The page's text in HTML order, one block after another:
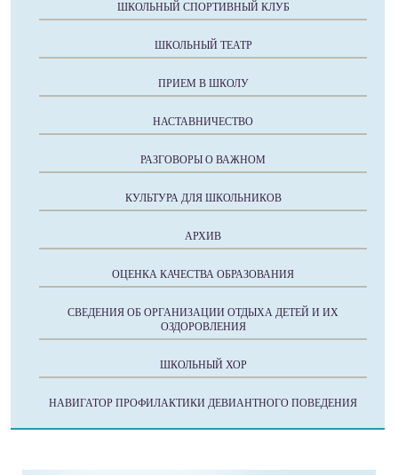
ШКОЛЬНЫЙ СПОРТИВНЫЙ КЛУБ
ШКОЛЬНЫЙ ТЕАТР
ПРИЕМ В ШКОЛУ
НАСТАВНИЧЕСТВО
РАЗГОВОРЫ О ВАЖНОМ
КУЛЬТУРА ДЛЯ ШКОЛЬНИКОВ
АРХИВ
ОЦЕНКА КАЧЕСТВА ОБРАЗОВАНИЯ
СВЕДЕНИЯ ОБ ОРГАНИЗАЦИИ ОТДЫХА ДЕТЕЙ И ИХ
ОЗДОРОВЛЕНИЯ
ШКОЛЬНЫЙ ХОР
НАВИГАТОР ПРОФИЛАКТИКИ ДЕВИАНТНОГО ПОВЕДЕНИЯ